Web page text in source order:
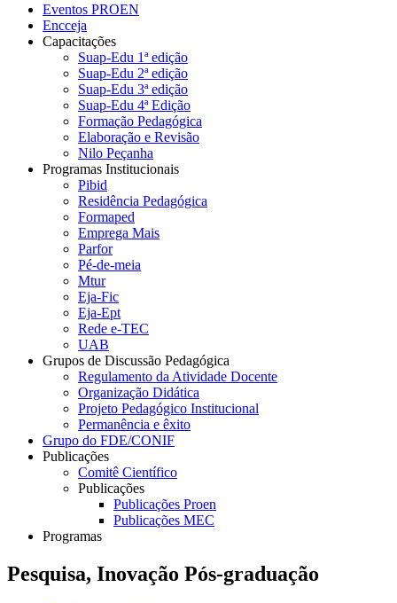
Eventos PROEN
Encceja
Capacitações
Suap-Edu 1ª edição
Suap-Edu 2ª edição
Suap-Edu 3ª edição
Suap-Edu 4ª Edição
Formação Pedagógica
Elaboração e Revisão
Nilo Peçanha
Programas Institucionais
Pibid
Residência Pedagógica
Formaped
Emprega Mais
Parfor
Pé-de-meia
Mtur
Eja-Fic
Eja-Ept
Rede e-TEC
UAB
Grupos de Discussão Pedagógica
Regulamento da Atividade Docente
Organização Didática
Projeto Pedagógico Institucional
Permanência e êxito
Grupo do FDE/CONIF
Publicações
Comitê Científico
Publicações
Publicações Proen
Publicações MEC
Programas
Pesquisa, Inovação Pós-graduação